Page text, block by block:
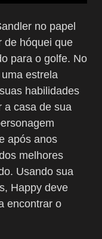
no papel
de hóquei que
para o golfe. No
estrela
habilidades
a casa de sua
após anos
melhores
Usando sua
Happy deve
encontrar o